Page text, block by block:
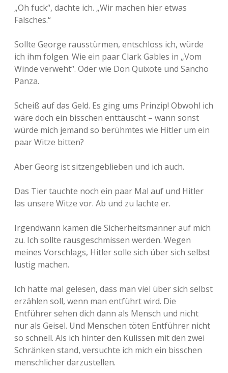
„Oh fuck“, dachte ich. „Wir machen hier etwas
Falsches.“
Sollte George rausstürmen, entschloss ich, würde
ich ihm folgen. Wie ein paar Clark Gables in „Vom
Winde verweht“. Oder wie Don Quixote und Sancho
Panza.
Scheiß auf das Geld. Es ging ums Prinzip! Obwohl ich
wäre doch ein bisschen enttäuscht – wann sonst
würde mich jemand so berühmtes wie Hitler um ein
paar Witze bitten?
Aber Georg ist sitzengeblieben und ich auch.
Das Tier tauchte noch ein paar Mal auf und Hitler
las unsere Witze vor. Ab und zu lachte er.
Irgendwann kamen die Sicherheitsmänner auf mich
zu. Ich sollte rausgeschmissen werden. Wegen
meines Vorschlags, Hitler solle sich über sich selbst
lustig machen.
Ich hatte mal gelesen, dass man viel über sich selbst
erzählen soll, wenn man entführt wird. Die
Entführer sehen dich dann als Mensch und nicht
nur als Geisel. Und Menschen töten Entführer nicht
so schnell. Als ich hinter den Kulissen mit den zwei
Schränken stand, versuchte ich mich ein bisschen
menschlicher darzustellen.